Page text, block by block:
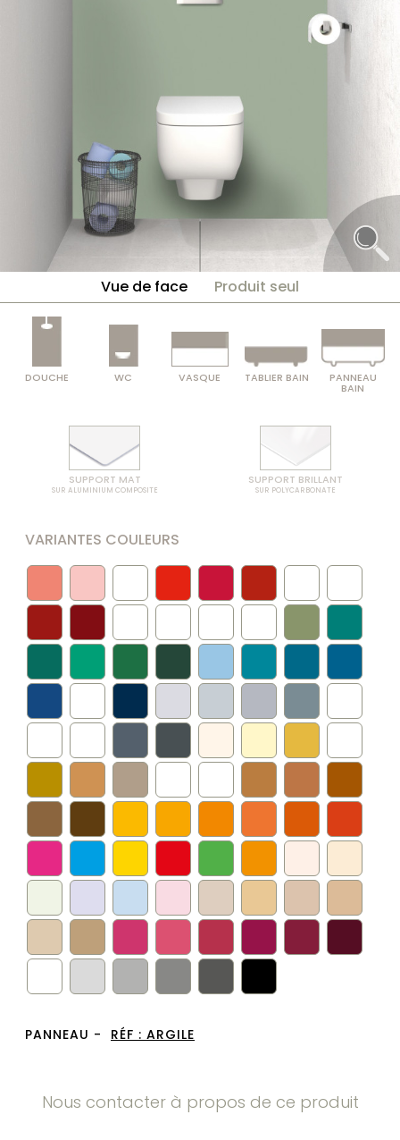
Vue de face Produit seul
DOUCHE WC VASQUE TABLIER BAIN PANNEAU
BAIN
SUPPORT MAT
SUR ALUMINIUM COMPOSITE
SUPPORT BRILLANT
SUR POLYCARBONATE
VARIANTES COULEURS
PANNEAU - RÉF : ARGILE
Nous contacter à propos de ce produit